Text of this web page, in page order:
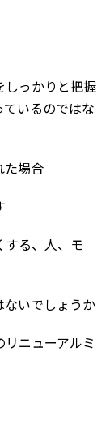
しっかりと把握
いるのではな
た場合
する、人、モ
ないでしょうか
ニューアルミ